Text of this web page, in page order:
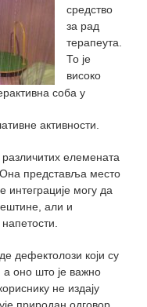
средство
за рад
терапеута.
То је
високо
соба у
активности.
елемената
Она представља место
интеграције могу да
али и
који су
а оно што је важно
не издају
природан одговор